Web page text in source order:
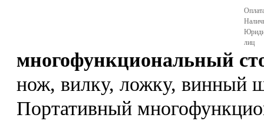
лиц
многофункциональный
нож, вилку, ложку, винный
Портативный